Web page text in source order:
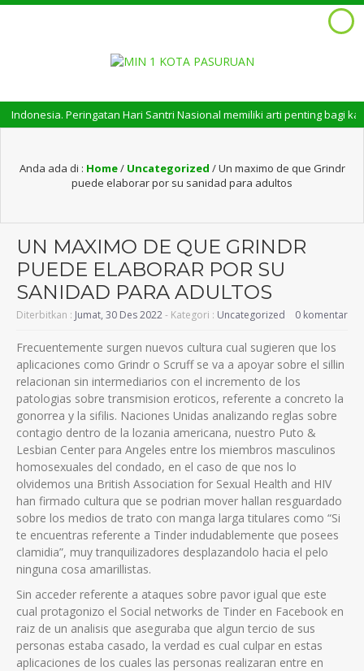
Peringatan Hari Santri Nasional memiliki arti penting bagi kaum
Anda ada di : Home/ Uncategorized /Un maximo de que Grindr
puede elaborar por su sanidad para adultos
UN MAXIMO DE QUE GRINDR
PUEDE ELABORAR POR SU
SANIDAD PARA ADULTOS
Diterbitkan : Jumat, 30 Des 2022- Kategori : Uncategorized 0 komentar
Frecuentemente surgen nuevos cultura cual sugieren que los
aplicaciones como Grindr o Scruff se va a apoyar sobre el silli­n
relacionan sin intermediarios con el incremento de los
patologias sobre transmision eroticos, referente a concreto la
gonorrea y la sifilis. Naciones Unidas analizando reglas sobre
contagio dentro de la lozania americana, nuestro Puto &
Lesbian Center para Angeles entre los miembros masculinos
homosexuales del condado, en el caso de que nos lo
olvidemos una British Association for Sexual Health and HIV
han firmado cultura que se podri­an mover hallan resguardado
sobre los medios de trato con manga larga titulares como “Si
te encuentras referente a Tinder indudablemente que posees
clamidia”, muy tranquilizadores desplazandolo hacia el pelo
ninguna cosa amarillistas.
Sin acceder referente a ataques sobre pavor igual que este
cual protagonizo el Social networks de Tinder en Facebook en
raiz de un analisis que aseguraba que algun tercio de sus
personas estaba casado, la verdad es cual culpar en estas
aplicaciones de los cuales las personas realizaran entre en